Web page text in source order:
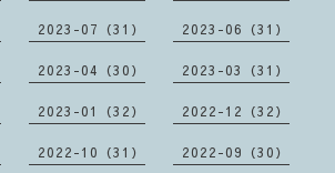
2023-07（31） 2023-06（31）
2023-04（30） 2023-03（31）
2023-01（32） 2022-12（32）
2022-10（31） 2022-09（30）